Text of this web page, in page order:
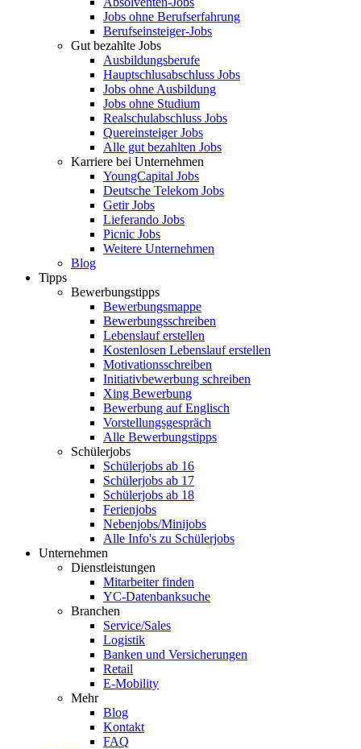
Jobs ohne Berufserfahrung
Berufseinsteiger-Jobs
Gut bezahlte Jobs
Ausbildungsberufe
Hauptschlusabschluss Jobs
Jobs ohne Ausbildung
Jobs ohne Studium
Realschulabschluss Jobs
Quereinsteiger Jobs
Alle gut bezahlten Jobs
Karriere bei Unternehmen
YoungCapital Jobs
Deutsche Telekom Jobs
Getir Jobs
Lieferando Jobs
Picnic Jobs
Weitere Unternehmen
Blog
Tipps
Bewerbungstipps
Bewerbungsmappe
Bewerbungsschreiben
Lebenslauf erstellen
Kostenlosen Lebenslauf erstellen
Motivationsschreiben
Initiativbewerbung schreiben
Xing Bewerbung
Bewerbung auf Englisch
Vorstellungsgespräch
Alle Bewerbungstipps
Schülerjobs
Schülerjobs ab 16
Schülerjobs ab 17
Schülerjobs ab 18
Ferienjobs
Nebenjobs/Minijobs
Alle Info's zu Schülerjobs
Unternehmen
Dienstleistungen
Mitarbeiter finden
YC-Datenbanksuche
Branchen
Service/Sales
Logistik
Banken und Versicherungen
Retail
E-Mobility
Mehr
Blog
Kontakt
FAQ